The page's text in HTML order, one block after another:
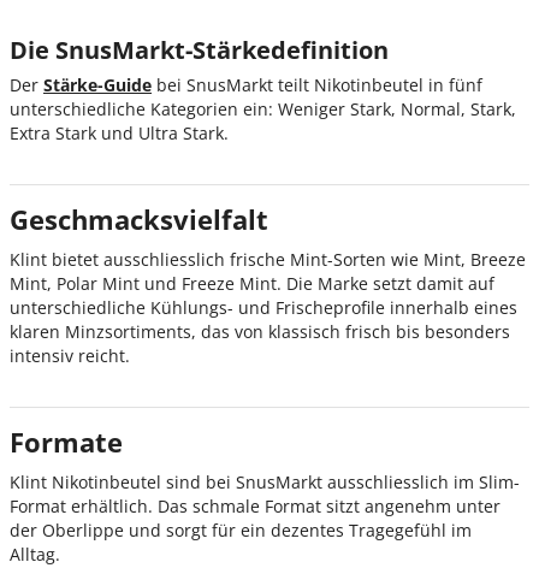
Die SnusMarkt-Stärkedefinition
Der Stärke-Guide bei SnusMarkt teilt Nikotinbeutel in fünf
unterschiedliche Kategorien ein: Weniger Stark, Normal, Stark,
Extra Stark und Ultra Stark.
Geschmacksvielfalt
Klint bietet ausschliesslich frische Mint-Sorten wie Mint, Breeze
Mint, Polar Mint und Freeze Mint. Die Marke setzt damit auf
unterschiedliche Kühlungs- und Frischeprofile innerhalb eines
klaren Minzsortiments, das von klassisch frisch bis besonders
intensiv reicht.
Formate
Klint Nikotinbeutel sind bei SnusMarkt ausschliesslich im Slim-
Format erhältlich. Das schmale Format sitzt angenehm unter
der Oberlippe und sorgt für ein dezentes Tragegefühl im
Alltag.